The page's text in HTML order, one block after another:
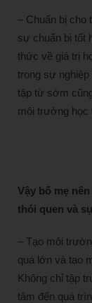
– Chuẩn bị cho
sự chuẩn bị tốt
thức về giá trị
trong sự
tập từ sớm
môi trường học
Vậy bố mẹ
thói quen và
– Tạo môi
quá lớn và tạo
Không chỉ tập
tâm đến quá